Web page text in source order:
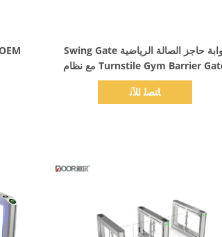
بوابة حاجز الصالة الرياضية Swing Gate
Turnstile Gym Barrier Gate مع نظام
طرفية للتعرف على الوجوه
ﺎﺘﺼﻟ ﺍﻶﻧ